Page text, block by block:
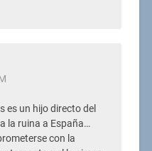
es un hijo directo del
la ruina a España…
con la